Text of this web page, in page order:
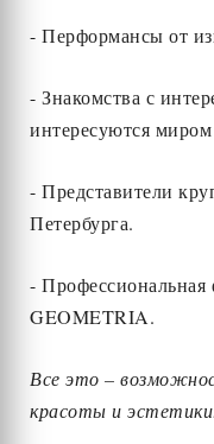
- Перформансы от
- Знакомства с
интересуются
- Представители
Петербурга.
- Профессиональная
GEOMETRIA.
Все это –
красоты и